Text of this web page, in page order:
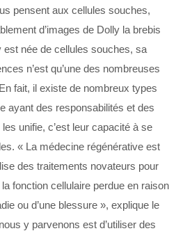
pensent aux cellules souches,
d’images de Dolly la brebis
est née de cellules souches, sa
n’est qu’une des nombreuses
fait, il existe de nombreux types
ayant des responsabilités et des
unifie, c’est leur capacité à se
« La médecine régénérative est
des traitements novateurs pour
fonction cellulaire perdue en raison
ou d’une blessure », explique le
y parvenons est d’utiliser des